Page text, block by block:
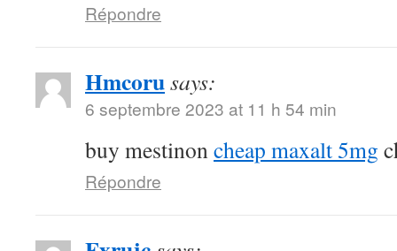
Répondre
Hmcorusays:
6 septembre 2023 at 11 h 54 min
buy mestinoncheap maxalt 5mg
Répondre